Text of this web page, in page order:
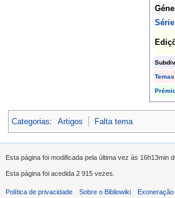
Série
Temas
Categorias: Artigos Falta tema
Esta página foi modificada pela última vez às 16h13min
Esta página foi acedida 2 915 vezes.
Política de privacidade Sobre o Bibliowiki